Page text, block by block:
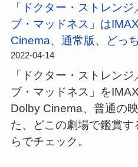
「ドクター・ストレン
ブ・マッドネス」は
Cinema、通常版、どっ
2022-04-14
「ドクター・ストレン
ブ・マッドネス」を
Dolby Cinema、普通の
た、どこの劇場で鑑賞す
らでチェック。